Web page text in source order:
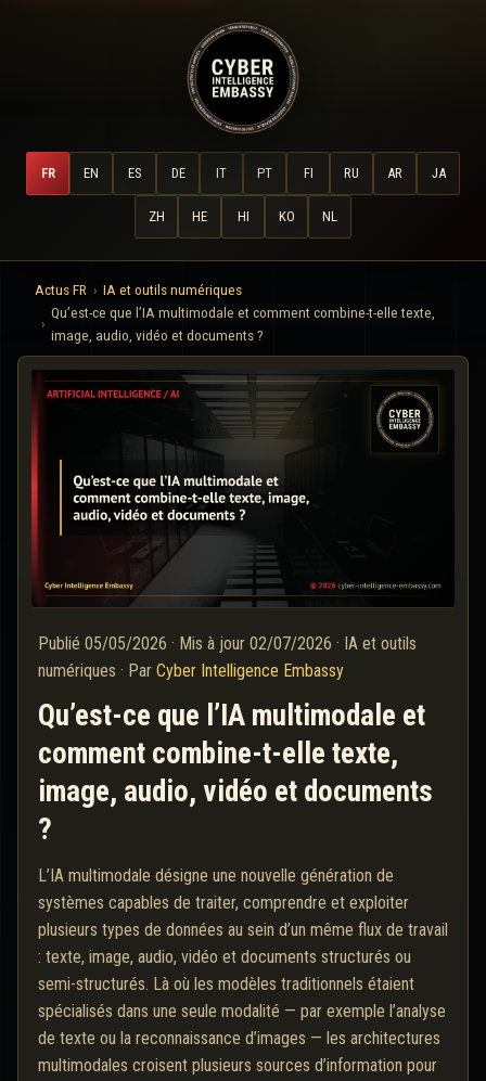
FR EN ES DE IT PT FI RU AR JA
ZH HE HI KO NL
Actus FR
IA et outils numériques
Qu’est-ce que l’IA multimodale et comment combine-t-elle texte,
image, audio, vidéo et documents ?
Publié 05/05/2026 · Mis à jour 02/07/2026 · IA et outils
numériques · Par Cyber Intelligence Embassy
Qu’est-ce que l’IA multimodale et
comment combine-t-elle texte,
image, audio, vidéo et documents
?
L’IA multimodale désigne une nouvelle génération de
systèmes capables de traiter, comprendre et exploiter
plusieurs types de données au sein d’un même flux de travail
: texte, image, audio, vidéo et documents structurés ou
semi-structurés. Là où les modèles traditionnels étaient
spécialisés dans une seule modalité — par exemple l’analyse
de texte ou la reconnaissance d’images — les architectures
multimodales croisent plusieurs sources d’information pour